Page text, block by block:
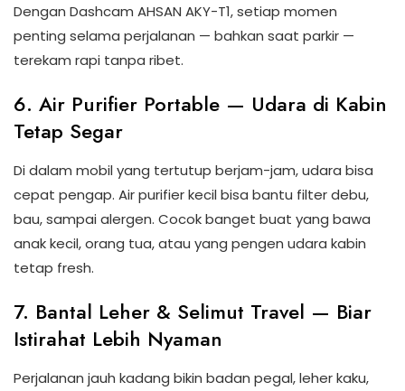
Dengan Dashcam AHSAN AKY-T1, setiap momen
penting selama perjalanan — bahkan saat parkir —
terekam rapi tanpa ribet.
6. Air Purifier Portable — Udara di Kabin
Tetap Segar
Di dalam mobil yang tertutup berjam-jam, udara bisa
cepat pengap. Air purifier kecil bisa bantu filter debu,
bau, sampai alergen. Cocok banget buat yang bawa
anak kecil, orang tua, atau yang pengen udara kabin
tetap fresh.
7. Bantal Leher & Selimut Travel — Biar
Istirahat Lebih Nyaman
Perjalanan jauh kadang bikin badan pegal, leher kaku,